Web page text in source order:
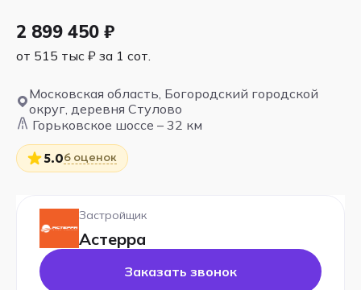
2 899 450 ₽
от 515 тыс ₽ за 1 сот.
Московская область, Богородский городской
округ, деревня Стулово
Горьковское шоссе – 32 км
5.06 оценок
Застройщик
Астерра
Заказать звонок